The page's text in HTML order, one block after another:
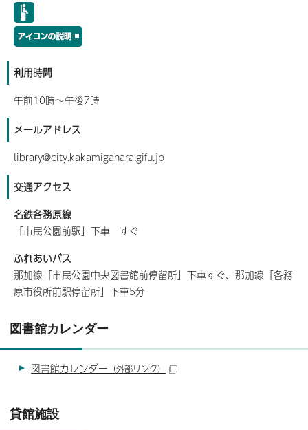
利用時間
午前10時～午後7時
メールアドレス
library@city.kakamigahara.gifu.jp
交通アクセス
名鉄各務原線
「市民公園前駅」下車 すぐ
ふれあいバス
那加線「市民公園中央図書館前停留所」下車すぐ、那加線「各務
原市役所前駅停留所」下車5分
図書館カレンダー
図書館カレンダー （外部リンク）
貸館施設